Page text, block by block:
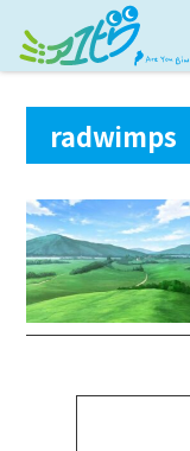
radwimps